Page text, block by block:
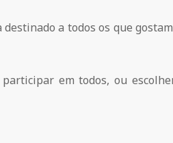
destinado a todos os que
participar em todos, ou